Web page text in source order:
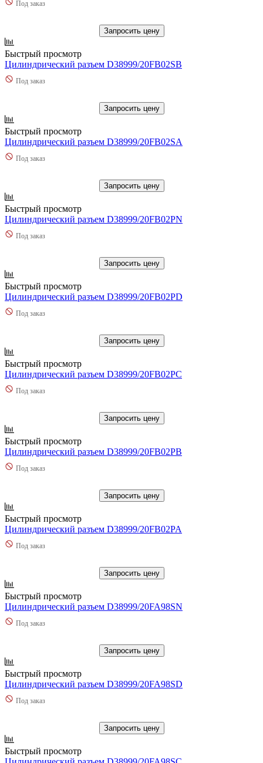
Под заказ
Запросить цену
Быстрый просмотр
Цилиндрический разъем D38999/20FB02SB
Под заказ
Запросить цену
Быстрый просмотр
Цилиндрический разъем D38999/20FB02SA
Под заказ
Запросить цену
Быстрый просмотр
Цилиндрический разъем D38999/20FB02PN
Под заказ
Запросить цену
Быстрый просмотр
Цилиндрический разъем D38999/20FB02PD
Под заказ
Запросить цену
Быстрый просмотр
Цилиндрический разъем D38999/20FB02PC
Под заказ
Запросить цену
Быстрый просмотр
Цилиндрический разъем D38999/20FB02PB
Под заказ
Запросить цену
Быстрый просмотр
Цилиндрический разъем D38999/20FB02PA
Под заказ
Запросить цену
Быстрый просмотр
Цилиндрический разъем D38999/20FA98SN
Под заказ
Запросить цену
Быстрый просмотр
Цилиндрический разъем D38999/20FA98SD
Под заказ
Запросить цену
Быстрый просмотр